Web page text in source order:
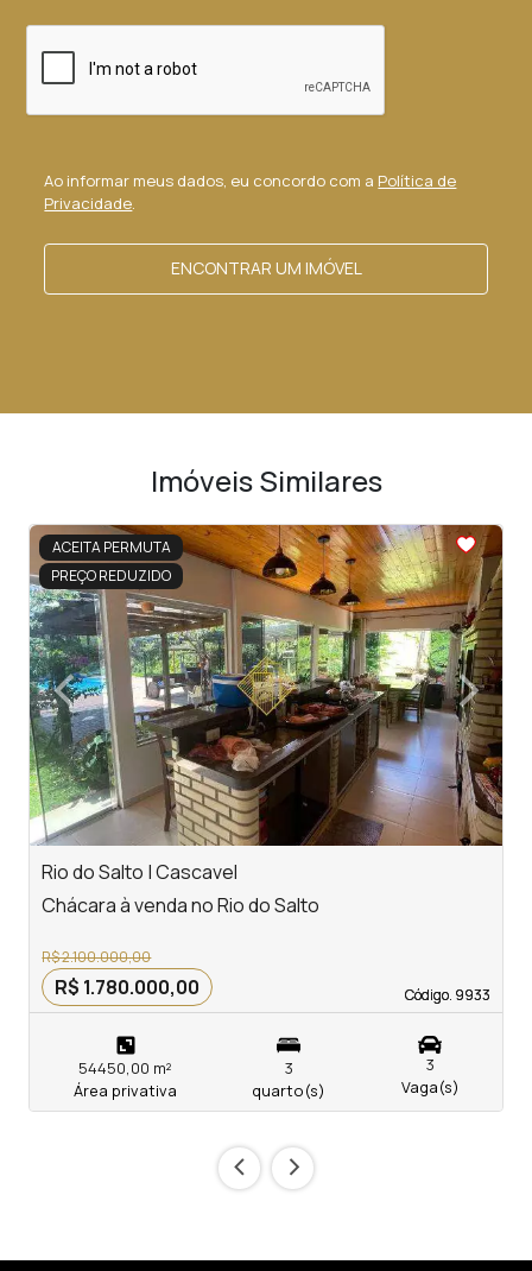
Ao informar meus dados, eu concordo com a Política de
Privacidade.
ENCONTRAR UM IMÓVEL
Imóveis Similares
ACEITA PERMUTA
PREÇO REDUZIDO
<<<<
‹Previous ›
Next
Rio do Salto | Cascavel
Código. 9933
Código. 9933
Chácara à venda no Rio do Salto
R$ 2.100.000,00
R$ 1.780.000,00
54450,00 m²
Área privativa
3
quarto(s)
3
Vaga(s)
‹ ›